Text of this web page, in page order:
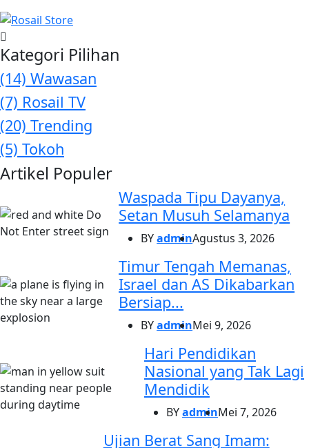
Kategori Pilihan
(14) Wawasan
(7) Rosail TV
(20) Trending
(5) Tokoh
Artikel Populer
Waspada Tipu Dayanya,
Setan Musuh Selamanya
BYadminAgustus 3, 2026
Timur Tengah Memanas,
Israel dan AS Dikabarkan
Bersiap...
BYadminMei 9, 2026
Hari Pendidikan
Nasional yang Tak Lagi
Mendidik
BYadminMei 7, 2026
Ujian Berat Sang Imam: